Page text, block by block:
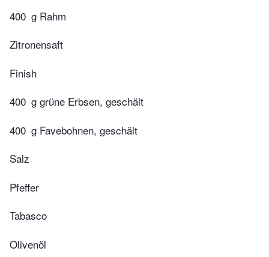
400 g Rahm
Zitronensaft
Finish
400 g grüne Erbsen, geschält
400 g Favebohnen, geschält
Salz
Pfeffer
Tabasco
Olivenöl